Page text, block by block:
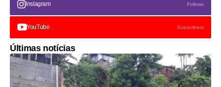
Instagram Follows
YouTube Subscribers
Últimas notícias